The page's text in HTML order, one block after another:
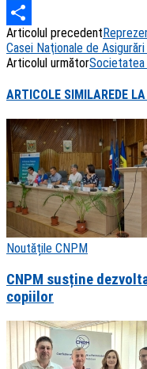
PrintFriendly
Share
Articolul precedent
Casei Naţionale de
Articolul următorSocietatea
ARTICOLE SIMILAREDE
Noutățile CNPM
CNPM susține
copiilor